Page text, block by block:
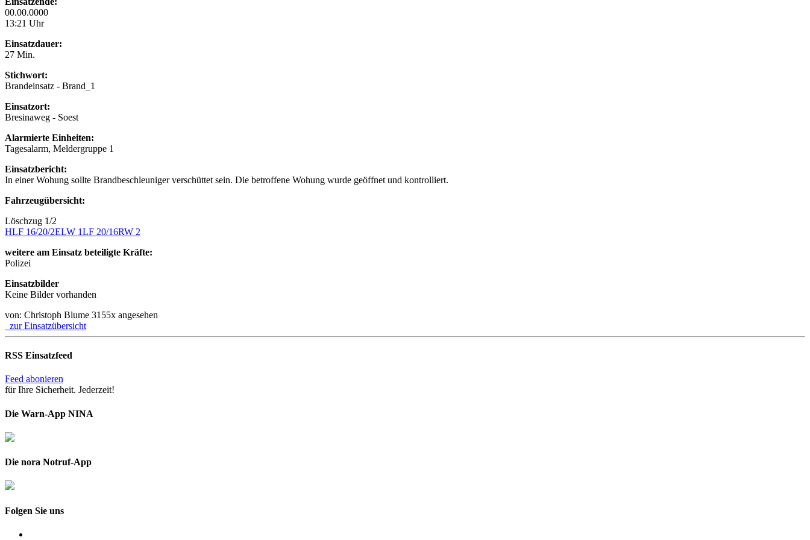
00.00.0000
13:21 Uhr
Einsatzdauer:
27 Min.
Stichwort:
Brandeinsatz - Brand_1
Einsatzort:
Bresinaweg - Soest
Alarmierte Einheiten:
Tagesalarm, Meldergruppe 1
Einsatzbericht:
In einer Wohung sollte Brandbeschleuniger verschüttet sein. Die betroffene Wohung wurde geöffnet und kontrolliert.
Fahrzeugübersicht:
Löschzug 1/2
HLF 16/20/2ELW 1LF 20/16RW 2
weitere am Einsatz beteiligte Kräfte:
Polizei
Einsatzbilder
Keine Bilder vorhanden
von: Christoph Blume 3155x angesehen
zur Einsatzübersicht
RSS Einsatzfeed
Feed abonieren
für Ihre Sicherheit. Jederzeit!
Die Warn-App NINA
Die nora Notruf-App
Folgen Sie uns